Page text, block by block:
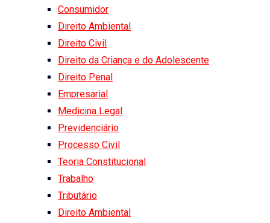
Consumidor
Direito Ambiental
Direito Civil
Direito da Criança e do Adolescente
Direito Penal
Empresarial
Medicina Legal
Previdenciário
Processo Civil
Teoria Constitucional
Trabalho
Tributário
Direito Ambiental